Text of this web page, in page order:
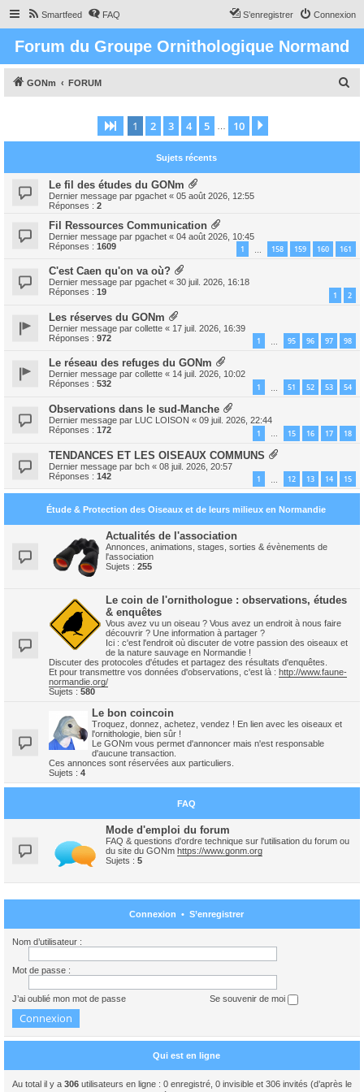
Smartfeed FAQ Connexion
S’enregistrer
Forum du Groupe Ornithologique Normand
GONm FORUM
h
r
Page 1sur10
1 2 3 4 5 10
Sujets récents
Le fil des études du GONm
Dernier message par pgachet « 05 août 2026, 12:55
Réponses : 2
Fil Ressources Communication
Dernier message par pgachet « 04 août 2026, 10:45
Réponses : 1609 1 158 159 160 161
C'est Caen qu'on va où?
Dernier message par pgachet « 30 juil. 2026, 16:18
Réponses : 19 1 2
Les réserves du GONm
Dernier message par collette « 17 juil. 2026, 16:39
Réponses : 972 1 95 96 97 98
Le réseau des refuges du GONm
Dernier message par collette « 14 juil. 2026, 10:02
Réponses : 532 1 51 52 53 54
Observations dans le sud-Manche
Dernier message par LUC LOISON « 09 juil. 2026, 22:44
Réponses : 172 1 … 15 16 17 18
TENDANCES ET LES OISEAUX COMMUNS
Dernier message par bch « 08 juil. 2026, 20:57
Réponses : 142 1 12 13 14 15
Étude & Protection des Oiseaux et de leurs milieux en Normandie
Actualités de l'association
Annonces, animations, stages, sorties & évènements de
l'association
Sujets : 255
Le coin de l'ornithologue : observations, études
& enquêtes
Vous avez vu un oiseau ? Vous avez un endroit à nous faire
découvrir ? Une information à partager ?
Ici : c'est l'endroit où discuter de votre passion des oiseaux et
de la nature sauvage en Normandie !
Discuter des protocoles d'études et partagez des résultats d'enquêtes.
Et pour transmettre vos données d'observations, c'est là : http://www.faune-
normandie.org/
Sujets : 580
Le bon coincoin
Troquez, donnez, achetez, vendez ! En lien avec les oiseaux et
l'ornithologie, bien sûr !
Le GONm vous permet d'annoncer mais n'est responsable
d'aucune transaction.
Ces annonces sont réservées aux particuliers.
Sujets : 4
FAQ
Mode d'emploi du forum
FAQ & questions d'ordre technique sur l'utilisation du forum ou
du site du GONm https://www.gonm.org
Sujets : 5
Connexion • S’enregistrer
Nom d’utilisateur :
Mot de passe :
J’ai oublié mon mot de passe Se souvenir de moi
Qui est en ligne
Au total il y a 306 utilisateurs en ligne : 0 enregistré, 0 invisible et 306 invités (d’après le